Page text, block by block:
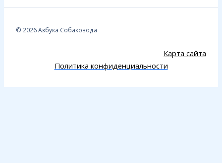
© 2026 Азбука Собаковода
Карта сайта
Политика конфиденциальности